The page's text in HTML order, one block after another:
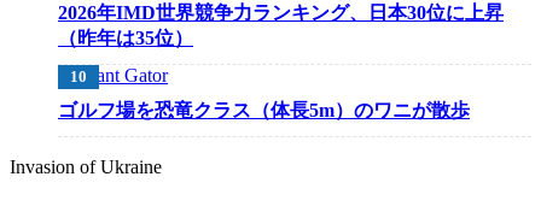
2026年IMD世界競争力ランキング、日本30位に上昇
（昨年は35位）
ゴルフ場を恐竜クラス（体長5m）のワニが散歩
Invasion of Ukraine